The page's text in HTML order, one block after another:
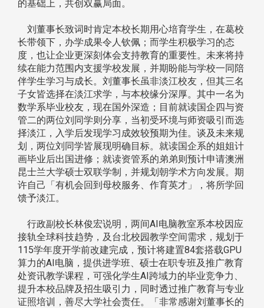
的基础上，共创双赢局面。
刘董事长致词时肯定本校长期用心培育学生，在葛校
长带领下，办学成果令人钦佩；而学生积极学习的态
度，也让企业更深刻体会支持教育的重要性。未来将持
续在能力范围内支援学校发展，并期盼能与学校一同陪
伴学生学习与成长。刘董事长虽非淡江校友，但其三名
子女皆选择在淡江求学，与本校缘分深厚。其中一名为
数学系毕业校友，现在国外深造；目前就读国企四与资
管二的两位刘同学则分享，当初受环境与师资吸引而选
择淡江，入学后发现学习成效较预期为佳。谈及未来规
划，两位刘同学皆展现明确目标。就读国企系的姐姐计
画毕业后出国进修；就读资管系的弟弟则预计申请澳洲
昆士兰大学硕士双联学制，并规划朝学术方向发展。期
许自己「有机会回到母校服务、作育英才」，将所学回
馈予淡江。
行政副校长林俊宏说明，两间AI电脑教室系本校因应
接轨全球科技趋势，及台北校园教学空间需求，规划于
115学年度开学前改建完成，预计将建置84套搭载GPU
算力的AI电脑，提供进学班、硕士在职专班及推广教育
处资讯教学课程，可强化学生AI跨域力的毕业竞争力、
提升本校品牌及招生吸引力，同时透过推广教育与专业
证照培训，善尽大学社会责任。「非常感谢刘董事长的